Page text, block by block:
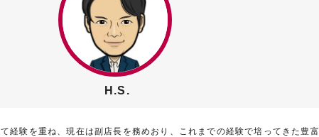
H.S.
経験を重ね、現在は副店長を務めおり、これまでの経験で培ってきた豊富